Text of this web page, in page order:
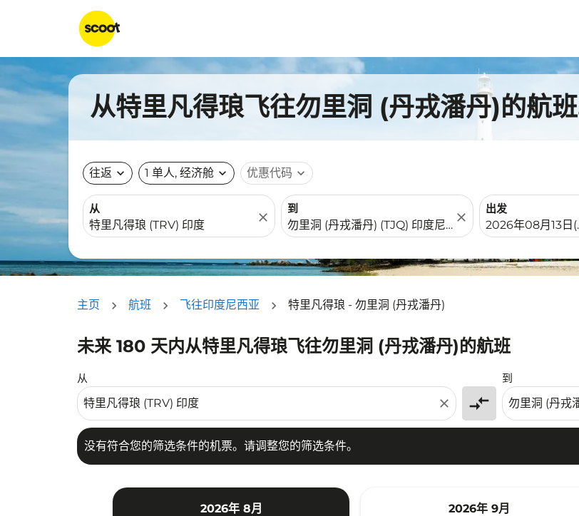
从特里凡得琅飞往勿里洞 (丹戎潘丹)的航
往返 expand_more 1 单人, 经济舱 expand_more 优惠代码 expand_more
从
close
到
close
出发
fc-booking-
2026年08月13日(
主页 航班 飞往印度尼西亚 特里凡得琅 - 勿里洞 (丹戎潘丹)
未来 180 天内从特里凡得琅飞往勿里洞 (丹戎潘丹)的航班
从
close compare_arrows
到
没有符合您的筛选条件的机票。请调整您的筛选条件。
没有符合您的筛选条件的机票。请调整您的筛选条件。
2026年 8月
2026年 9月